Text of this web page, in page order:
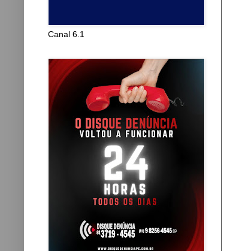
Canal 6.1